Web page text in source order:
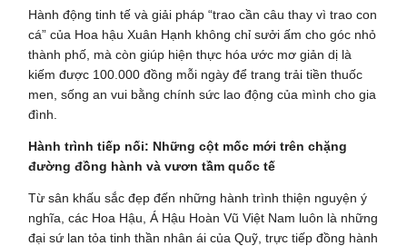
Hành động tinh tế và giải pháp “trao cần câu thay vì trao con
cá” của Hoa hậu Xuân Hạnh không chỉ sưởi ấm cho góc nhỏ
thành phố, mà còn giúp hiện thực hóa ước mơ giản dị là
kiếm được 100.000 đồng mỗi ngày để trang trải tiền thuốc
men, sống an vui bằng chính sức lao động của mình cho gia
đình.
Hành trình tiếp nối: Những cột mốc mới trên chặng
đường đồng hành và vươn tầm quốc tế
Từ sân khấu sắc đẹp đến những hành trình thiện nguyện ý
nghĩa, các Hoa Hậu, Á Hậu Hoàn Vũ Việt Nam luôn là những
đại sứ lan tỏa tinh thần nhân ái của Quỹ, trực tiếp đồng hành